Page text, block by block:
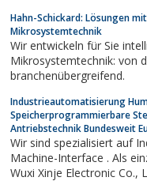
gegruendet, gilt sie heute als ein Best-Practice-Beispiel zur
Organisation der
Hahn-Schickard: Lösungen mit
Mikrosystemtechnik
Wir entwickeln für Sie
Mikrosystemtechnik: von
branchenübergreifend.
Industrieautomatisierung
Speicherprogrammierbare
Antriebstechnik Bundesweit
Wir sind spezialisiert auf
Machine-Interface . Als
Wuxi Xinje Electronic Co., Ltd.(China) bieten wir einen Vielfalt von